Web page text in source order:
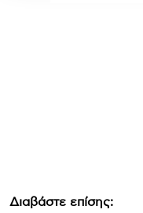
Διαβάστε επίσης: